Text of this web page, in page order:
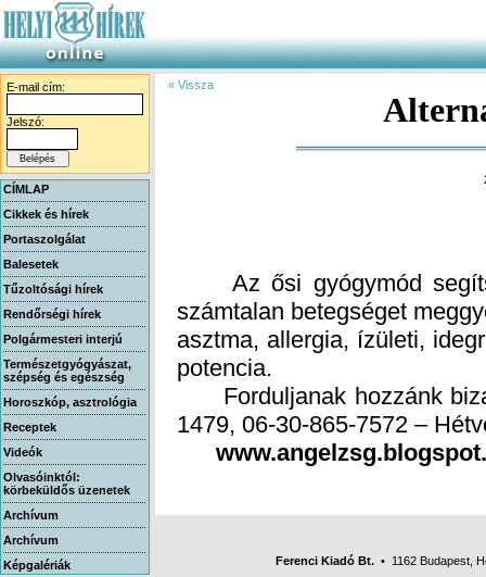
E-mail cím:
Jelszó:
CÍMLAP
Cikkek és hírek
Portaszolgálat
Balesetek
Tűzoltósági hírek
Rendőrségi hírek
Polgármesteri interjú
Természetgyógyászat,
szépség és egészség
Horoszkóp, asztrológia
Receptek
Videók
Olvasóinktól:
körbeküldős üzenetek
Archívum
Archívum
Képgalériák
« Vissza
Az ősi gyógymód
számtalan betegséget
asztma, allergia, ízületi,
potencia.
Forduljanak hozzánk
1479, 06-30-865-7572 –
Ferenci Kiadó Bt. • 1162 Budapest,